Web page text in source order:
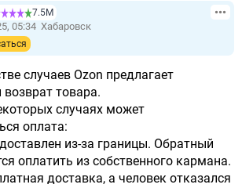
7.5М
05:34 Хабаровск
случаев Ozon предлагает
товара.
случаях может
оплата:
из-за границы. Обратный
оплатить из собственного кармана.
доставка, а человек отказался